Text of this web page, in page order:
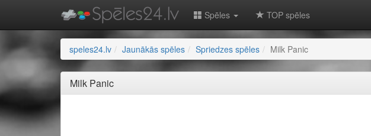
Spēles TOP spēles
speles24.lv Jaunākās spēles Spriedzes spēles Milk Panic
Milk Panic